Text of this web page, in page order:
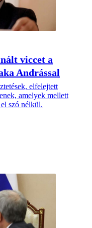
viccet a
Andrással
elfelejtett
amelyek mellett
szó nélkül.